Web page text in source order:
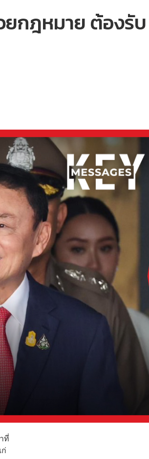
ยกฎหมาย ต้องรับ
ที่